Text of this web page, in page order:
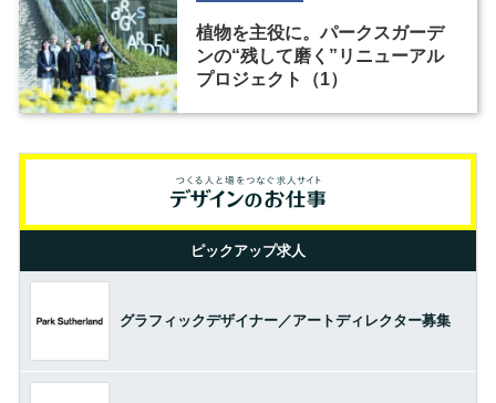
植物を主役に。パークスガーデ
ンの“残して磨く”リニューアル
プロジェクト（1）
ピックアップ求人
グラフィックデザイナー／アートディレクター募集